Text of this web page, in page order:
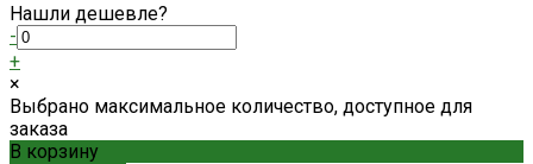
Нашли дешевле?
-
+
×
Выбрано максимальное количество, доступное для
заказа
В корзину